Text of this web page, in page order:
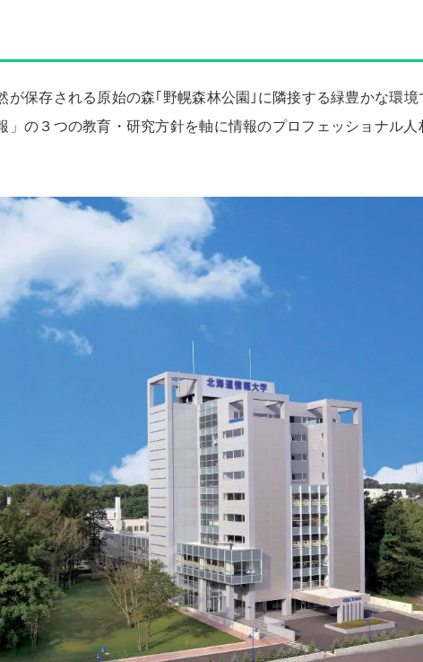
が保存される原始の森｢野幌森林公園｣に隣接する緑豊かな環
」の３つの教育・研究方針を軸に情報のプロフェッショナル人